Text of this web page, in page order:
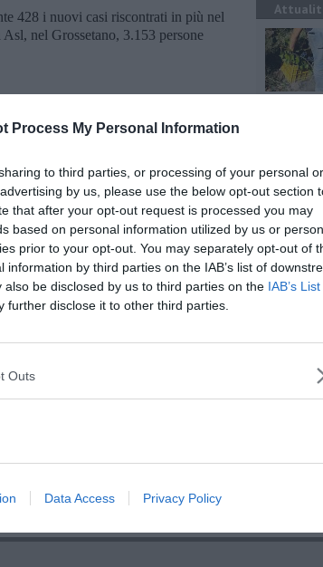
Process My Personal Information
to third parties, or processing of your personal or
by us, please use the below opt-out section
that after your opt-out request is processed you may
based on personal information utilized by us or
prior to your opt-out. You may separately opt-out of
by third parties on the IAB’s list of
be disclosed by us to third parties on the IAB’s
further disclose it to other third parties.
Outs
Data Access Privacy Policy
428 i nuovi casi riscontrati in più nel
nel Grossetano, 3.153 persone
QUInews - ToscanaMedia.
posta.
del piano
castiglione della pescaia